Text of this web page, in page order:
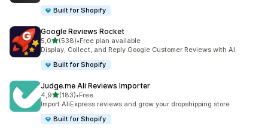
Built for Shopify
Google Reviews Rocket
5,0z 5 hvězd
(538)
Celkový počet recenzí: 538
•Free plan available
Display, Collect, and Reply Google Customer Reviews with AI.
Built for Shopify
Judge.me Ali Reviews Importer
4,9z 5 hvězd
(183)
Celkový počet recenzí: 183
•Free
Import AliExpress reviews and grow your dropshipping store
Built for Shopify